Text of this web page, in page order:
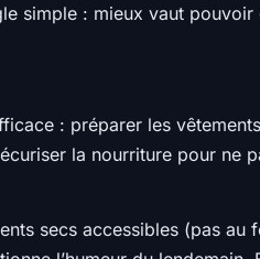
simple : mieux vaut
: préparer les
la nourriture pour ne
secs accessibles (pas